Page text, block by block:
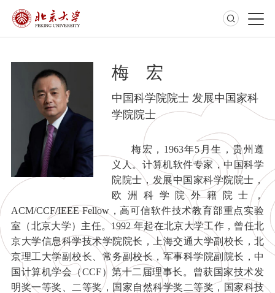
梅 宏
中国科学院院士 发展中国家科
学院院士
梅宏，1963年5月生，贵州遵
义人。计算机软件专家，中国科学
院院士，发展中国家科学院院士，
欧洲科学院外籍院士，
ACM/CCF/IEEE Fellow，高可信软件技术教育部重点实验
室（北京大学）主任。1992 年起在北京大学工作，曾任北
京大学信息科学技术学院院长，上海交通大学副校长，北
京理工大学副校长、常务副校长，军事科学院副院长，中
国计算机学会（CCF）第十二届理事长。曾获国家技术发
明奖一等奖、二等奖，国家自然科学奖二等奖，国家科技